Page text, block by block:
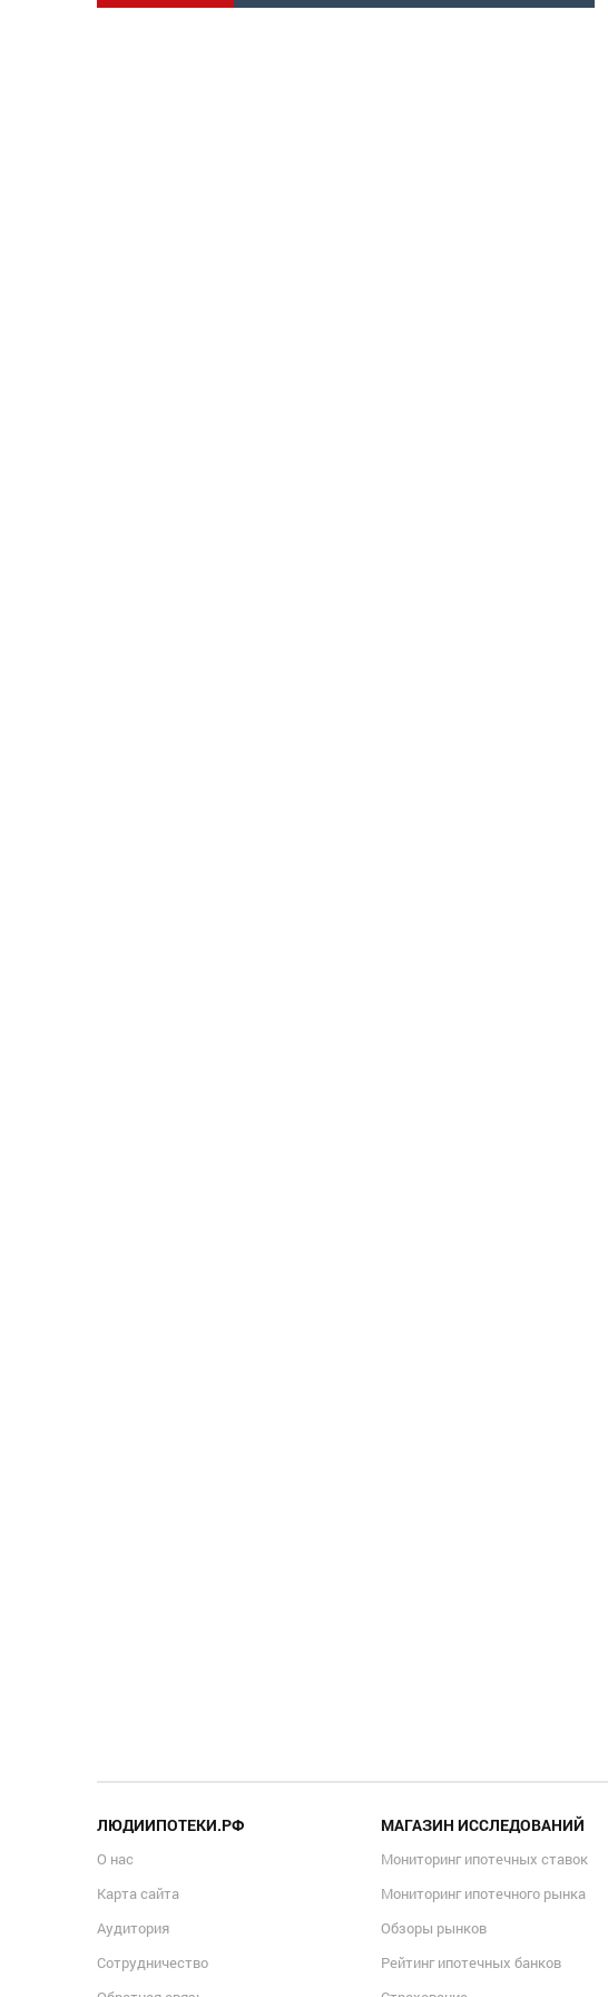
ЛЮДИИПОТЕКИ.РФ
О нас
Карта сайта
Аудитория
Сотрудничество
МАГАЗИН ИССЛЕДОВАНИЙ
Мониторинг ипотечных ставок
Мониторинг ипотечного рынка
Обзоры рынков
Рейтинг ипотечных банков